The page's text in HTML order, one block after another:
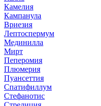
Камелия
Кампанула
Вриезия
Лептоспермум
Мединилла
Мирт
Пеперомия
Плюмерия
Пуансеттия
Спатифиллум
Стефанотис